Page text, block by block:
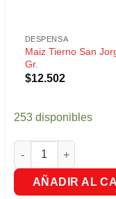
DESPENSA
Maiz Tierno San
Gr.
$12.502
253 disponibles
Maiz Tierno San
AÑADIR AL